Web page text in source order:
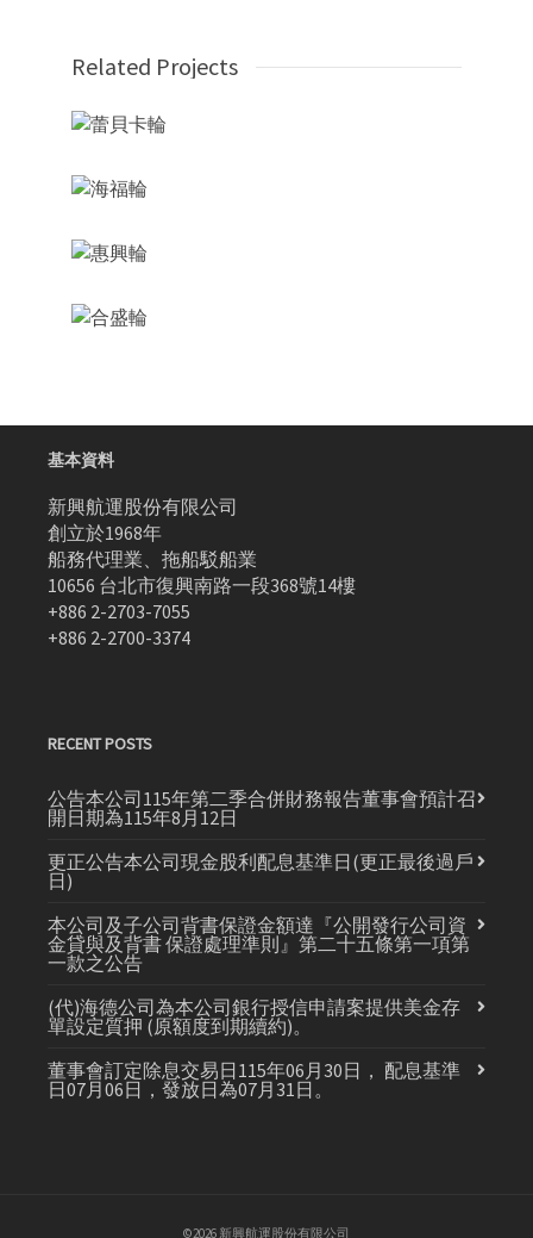
Related Projects
基本資料
新興航運股份有限公司
創立於1968年
船務代理業、拖船駁船業
10656 台北市復興南路一段368號14樓
+886 2-2703-7055
+886 2-2700-3374
RECENT POSTS
公告本公司115年第二季合併財務報告董事會預計召
開日期為115年8月12日
更正公告本公司現金股利配息基準日(更正最後過戶
日)
本公司及子公司背書保證金額達『公開發行公司資
金貸與及背書 保證處理準則』第二十五條第一項第
一款之公告
(代)海德公司為本公司銀行授信申請案提供美金存
單設定質押 (原額度到期續約)。
董事會訂定除息交易日115年06月30日， 配息基準
日07月06日，發放日為07月31日。
©2026 新興航運股份有限公司